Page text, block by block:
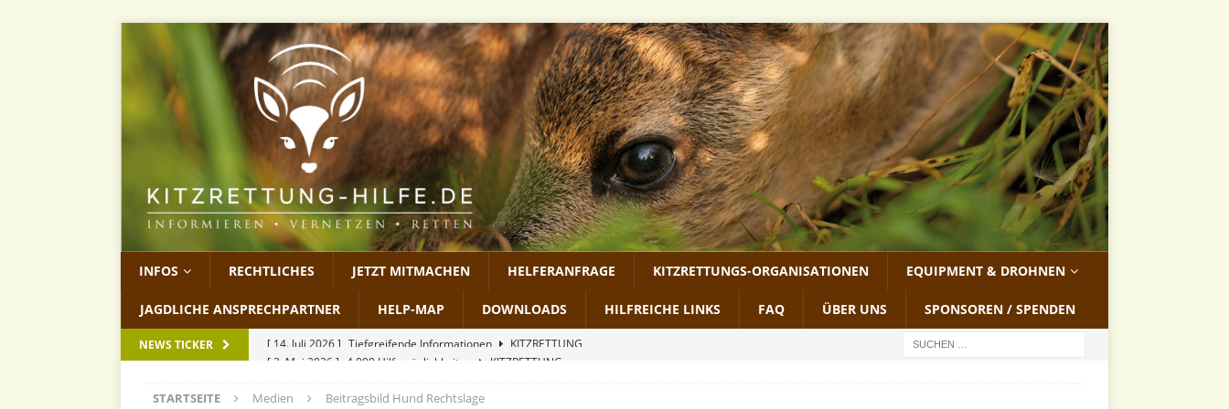
INFOS RECHTLICHES JETZT MITMACHEN HELFERANFRAGE KITZRETTUNGS-ORGANISATIONEN EQUIPMENT & DROHNEN
JAGDLICHE ANSPRECHPARTNER HELP-MAP DOWNLOADS HILFREICHE LINKS FAQ ÜBER UNS SPONSOREN / SPENDEN
NEWS TICKER [ 2. Mai 2026 ] 4.000 Hilfsmöglichkeiten
KITZRETTUNG
[ 27. März 2026 ] KitzCon 2026
MEDIEN
STARTSEITE Medien Beitragsbild Hund Rechtslage